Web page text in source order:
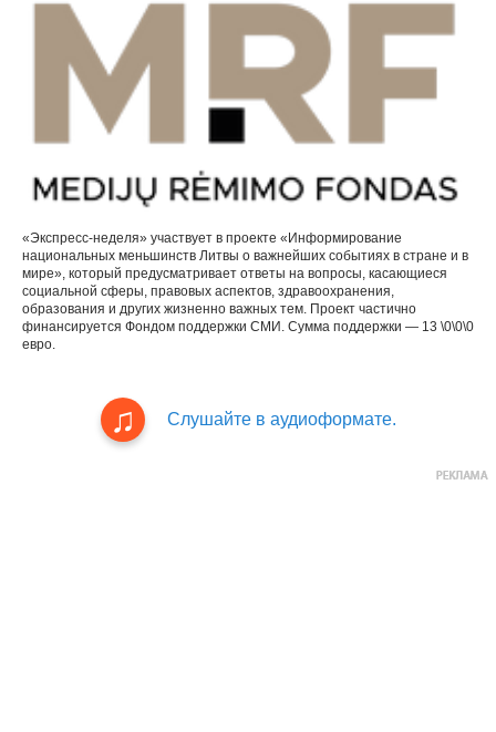
«Экспресс-неделя» участвует в проекте «Информирование
национальных меньшинств Литвы о важнейших событиях в стране и в
мире», который предусматривает ответы на вопросы, касающиеся
социальной сферы, правовых аспектов, здравоохранения,
образования и других жизненно важных тем. Проект частично
финансируется Фондом поддержки СМИ. Сумма поддержки — 13 \0\0\0
евро.
Слушайте в аудиоформате.